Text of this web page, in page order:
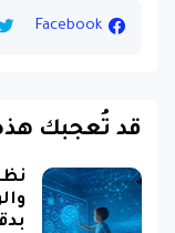
Facebook
قد تُعجبك